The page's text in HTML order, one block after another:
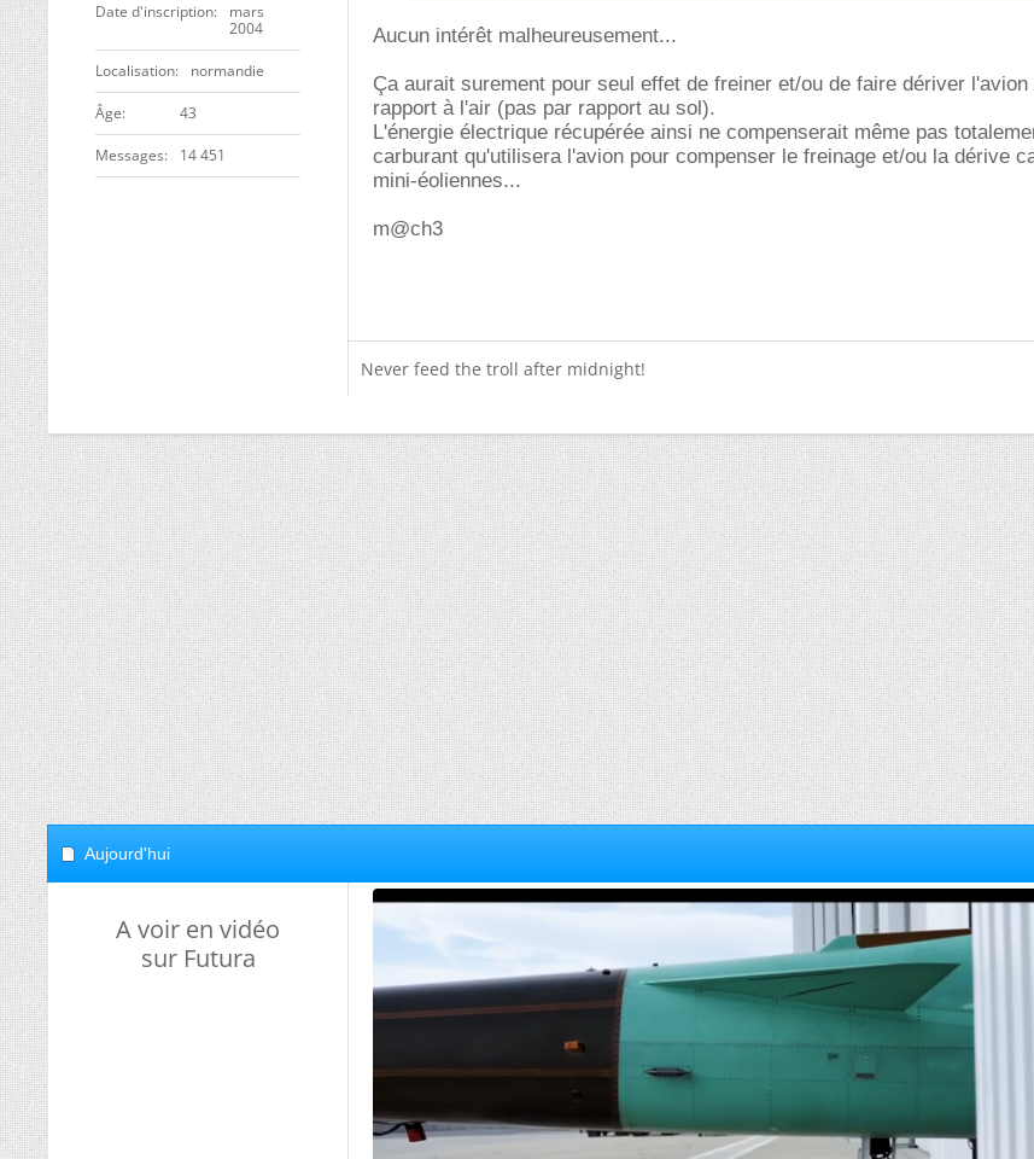
Date d'inscription
mars
2004
Localisation normandie
ge 43
Messages 14 451
Aucun intérêt malheureusement...
Ça aurait surement pour seul effet de freiner et/ou de faire dériver l'avion
rapport à l'air (pas par rapport au sol).
L'énergie électrique récupérée ainsi ne compenserait même pas
carburant qu'utilisera l'avion pour compenser le freinage et/ou la dérive
mini-éoliennes...
m@ch3
Never feed the troll after midnight!
Aujourd'hui
A voir en vidéo
sur Futura